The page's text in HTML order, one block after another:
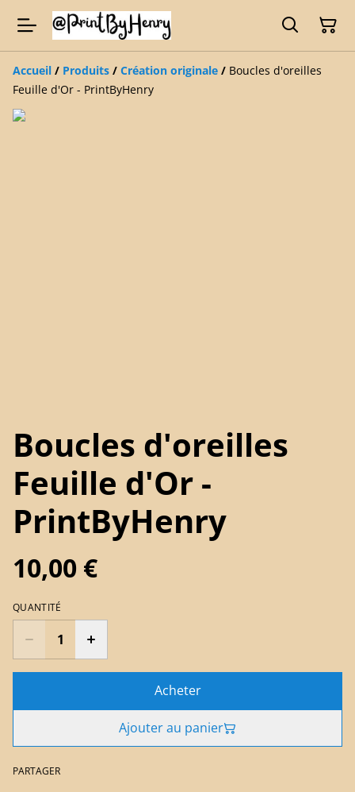
Accueil / Produits / Création originale / Boucles d'oreilles
Feuille d'Or - PrintByHenry
Boucles d'oreilles
Feuille d'Or -
PrintByHenry
10,00 €
QUANTITÉ
Acheter
Ajouter au panier
PARTAGER